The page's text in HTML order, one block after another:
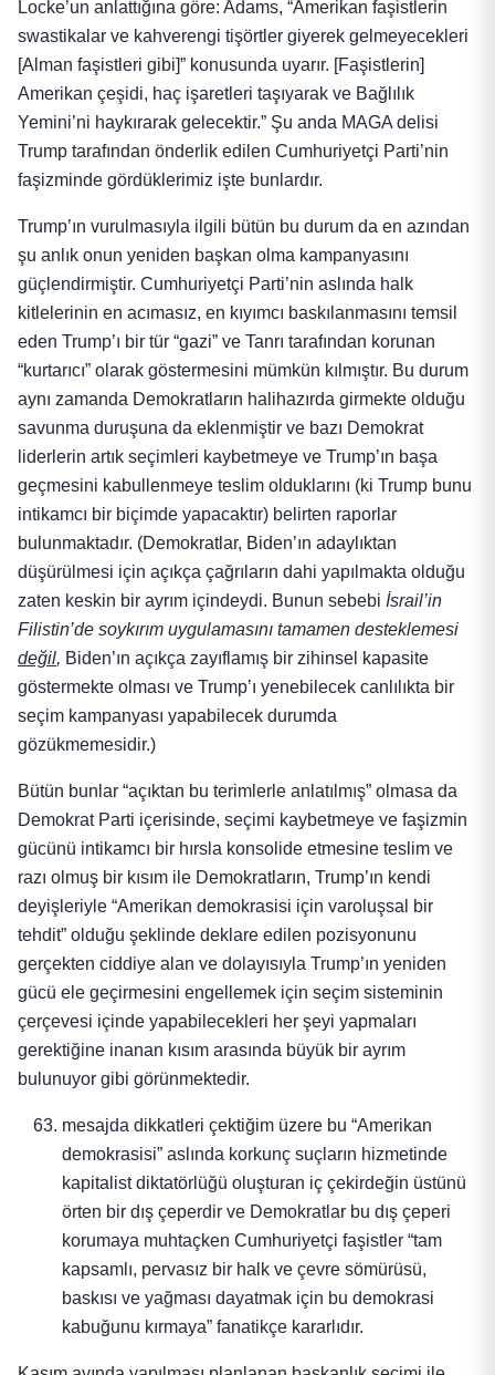
Locke’un anlattığına göre: Adams, “Amerikan faşistlerin
swastikalar ve kahverengi tişörtler giyerek gelmeyecekleri
[Alman faşistleri gibi]” konusunda uyarır. [Faşistlerin]
Amerikan çeşidi, haç işaretleri taşıyarak ve Bağlılık
Yemini’ni haykırarak gelecektir.” Şu anda MAGA delisi
Trump tarafından önderlik edilen Cumhuriyetçi Parti’nin
faşizminde gördüklerimiz işte bunlardır.
Trump’ın vurulmasıyla ilgili bütün bu durum da en azından
şu anlık onun yeniden başkan olma kampanyasını
güçlendirmiştir. Cumhuriyetçi Parti’nin aslında halk
kitlelerinin en acımasız, en kıyımcı baskılanmasını temsil
eden Trump’ı bir tür “gazi” ve Tanrı tarafından korunan
“kurtarıcı” olarak göstermesini mümkün kılmıştır. Bu durum
aynı zamanda Demokratların halihazırda girmekte olduğu
savunma duruşuna da eklenmiştir ve bazı Demokrat
liderlerin artık seçimleri kaybetmeye ve Trump’ın başa
geçmesini kabullenmeye teslim olduklarını (ki Trump bunu
intikamcı bir biçimde yapacaktır) belirten raporlar
bulunmaktadır. (Demokratlar, Biden’ın adaylıktan
düşürülmesi için açıkça çağrıların dahi yapılmakta olduğu
zaten keskin bir ayrım içindeydi. Bunun sebebi İsrail’in
Filistin’de soykırım uygulamasını tamamen desteklemesi
değil, Biden’ın açıkça zayıflamış bir zihinsel kapasite
göstermekte olması ve Trump’ı yenebilecek canlılıkta bir
seçim kampanyası yapabilecek durumda
gözükmemesidir.)
Bütün bunlar “açıktan bu terimlerle anlatılmış” olmasa da
Demokrat Parti içerisinde, seçimi kaybetmeye ve faşizmin
gücünü intikamcı bir hırsla konsolide etmesine teslim ve
razı olmuş bir kısım ile Demokratların, Trump’ın kendi
deyişleriyle “Amerikan demokrasisi için varoluşsal bir
tehdit” olduğu şeklinde deklare edilen pozisyonunu
gerçekten ciddiye alan ve dolayısıyla Trump’ın yeniden
gücü ele geçirmesini engellemek için seçim sisteminin
çerçevesi içinde yapabilecekleri her şeyi yapmaları
gerektiğine inanan kısım arasında büyük bir ayrım
bulunuyor gibi görünmektedir.
mesajda dikkatleri çektiğim üzere bu “Amerikan
demokrasisi” aslında korkunç suçların hizmetinde
kapitalist diktatörlüğü oluşturan iç çekirdeğin üstünü
örten bir dış çeperdir ve Demokratlar bu dış çeperi
korumaya muhtaçken Cumhuriyetçi faşistler “tam
kapsamlı, pervasız bir halk ve çevre sömürüsü,
baskısı ve yağması dayatmak için bu demokrasi
kabuğunu kırmaya” fanatikçe kararlıdır.